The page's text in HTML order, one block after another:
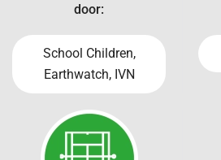
door:
School Children,
Earthwatch, IVN